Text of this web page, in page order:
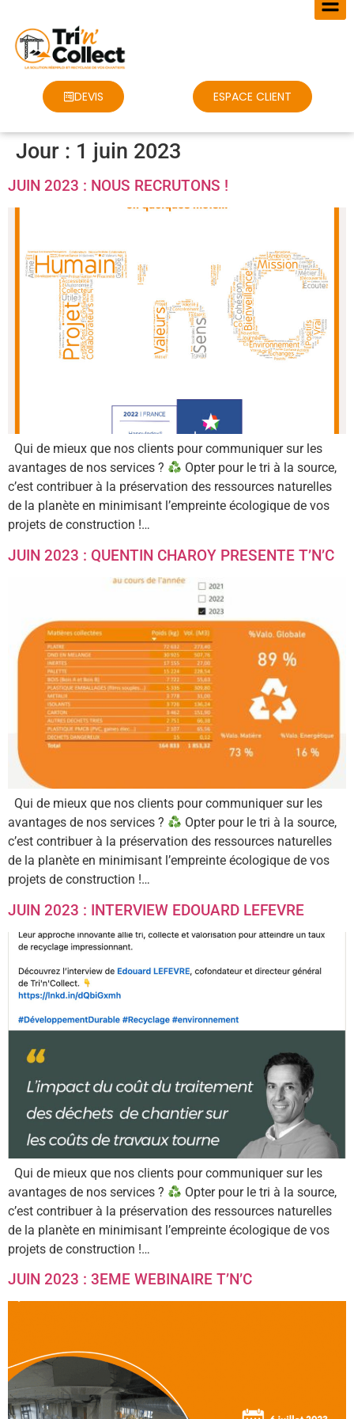
DEVIS ESPACE CLIENT
Jour : 1 juin 2023
JUIN 2023 : NOUS RECRUTONS !
Qui de mieux que nos clients pour communiquer sur les
avantages de nos services ?
Opter pour le tri à la source,
c’est contribuer à la préservation des ressources naturelles
de la planète en minimisant l’empreinte écologique de vos
projets de construction !…
JUIN 2023 : QUENTIN CHAROY PRESENTE T’N’C
Qui de mieux que nos clients pour communiquer sur les
avantages de nos services ?
Opter pour le tri à la source,
c’est contribuer à la préservation des ressources naturelles
de la planète en minimisant l’empreinte écologique de vos
projets de construction !…
JUIN 2023 : INTERVIEW EDOUARD LEFEVRE
Qui de mieux que nos clients pour communiquer sur les
avantages de nos services ?
Opter pour le tri à la source,
c’est contribuer à la préservation des ressources naturelles
de la planète en minimisant l’empreinte écologique de vos
projets de construction !…
JUIN 2023 : 3EME WEBINAIRE T’N’C